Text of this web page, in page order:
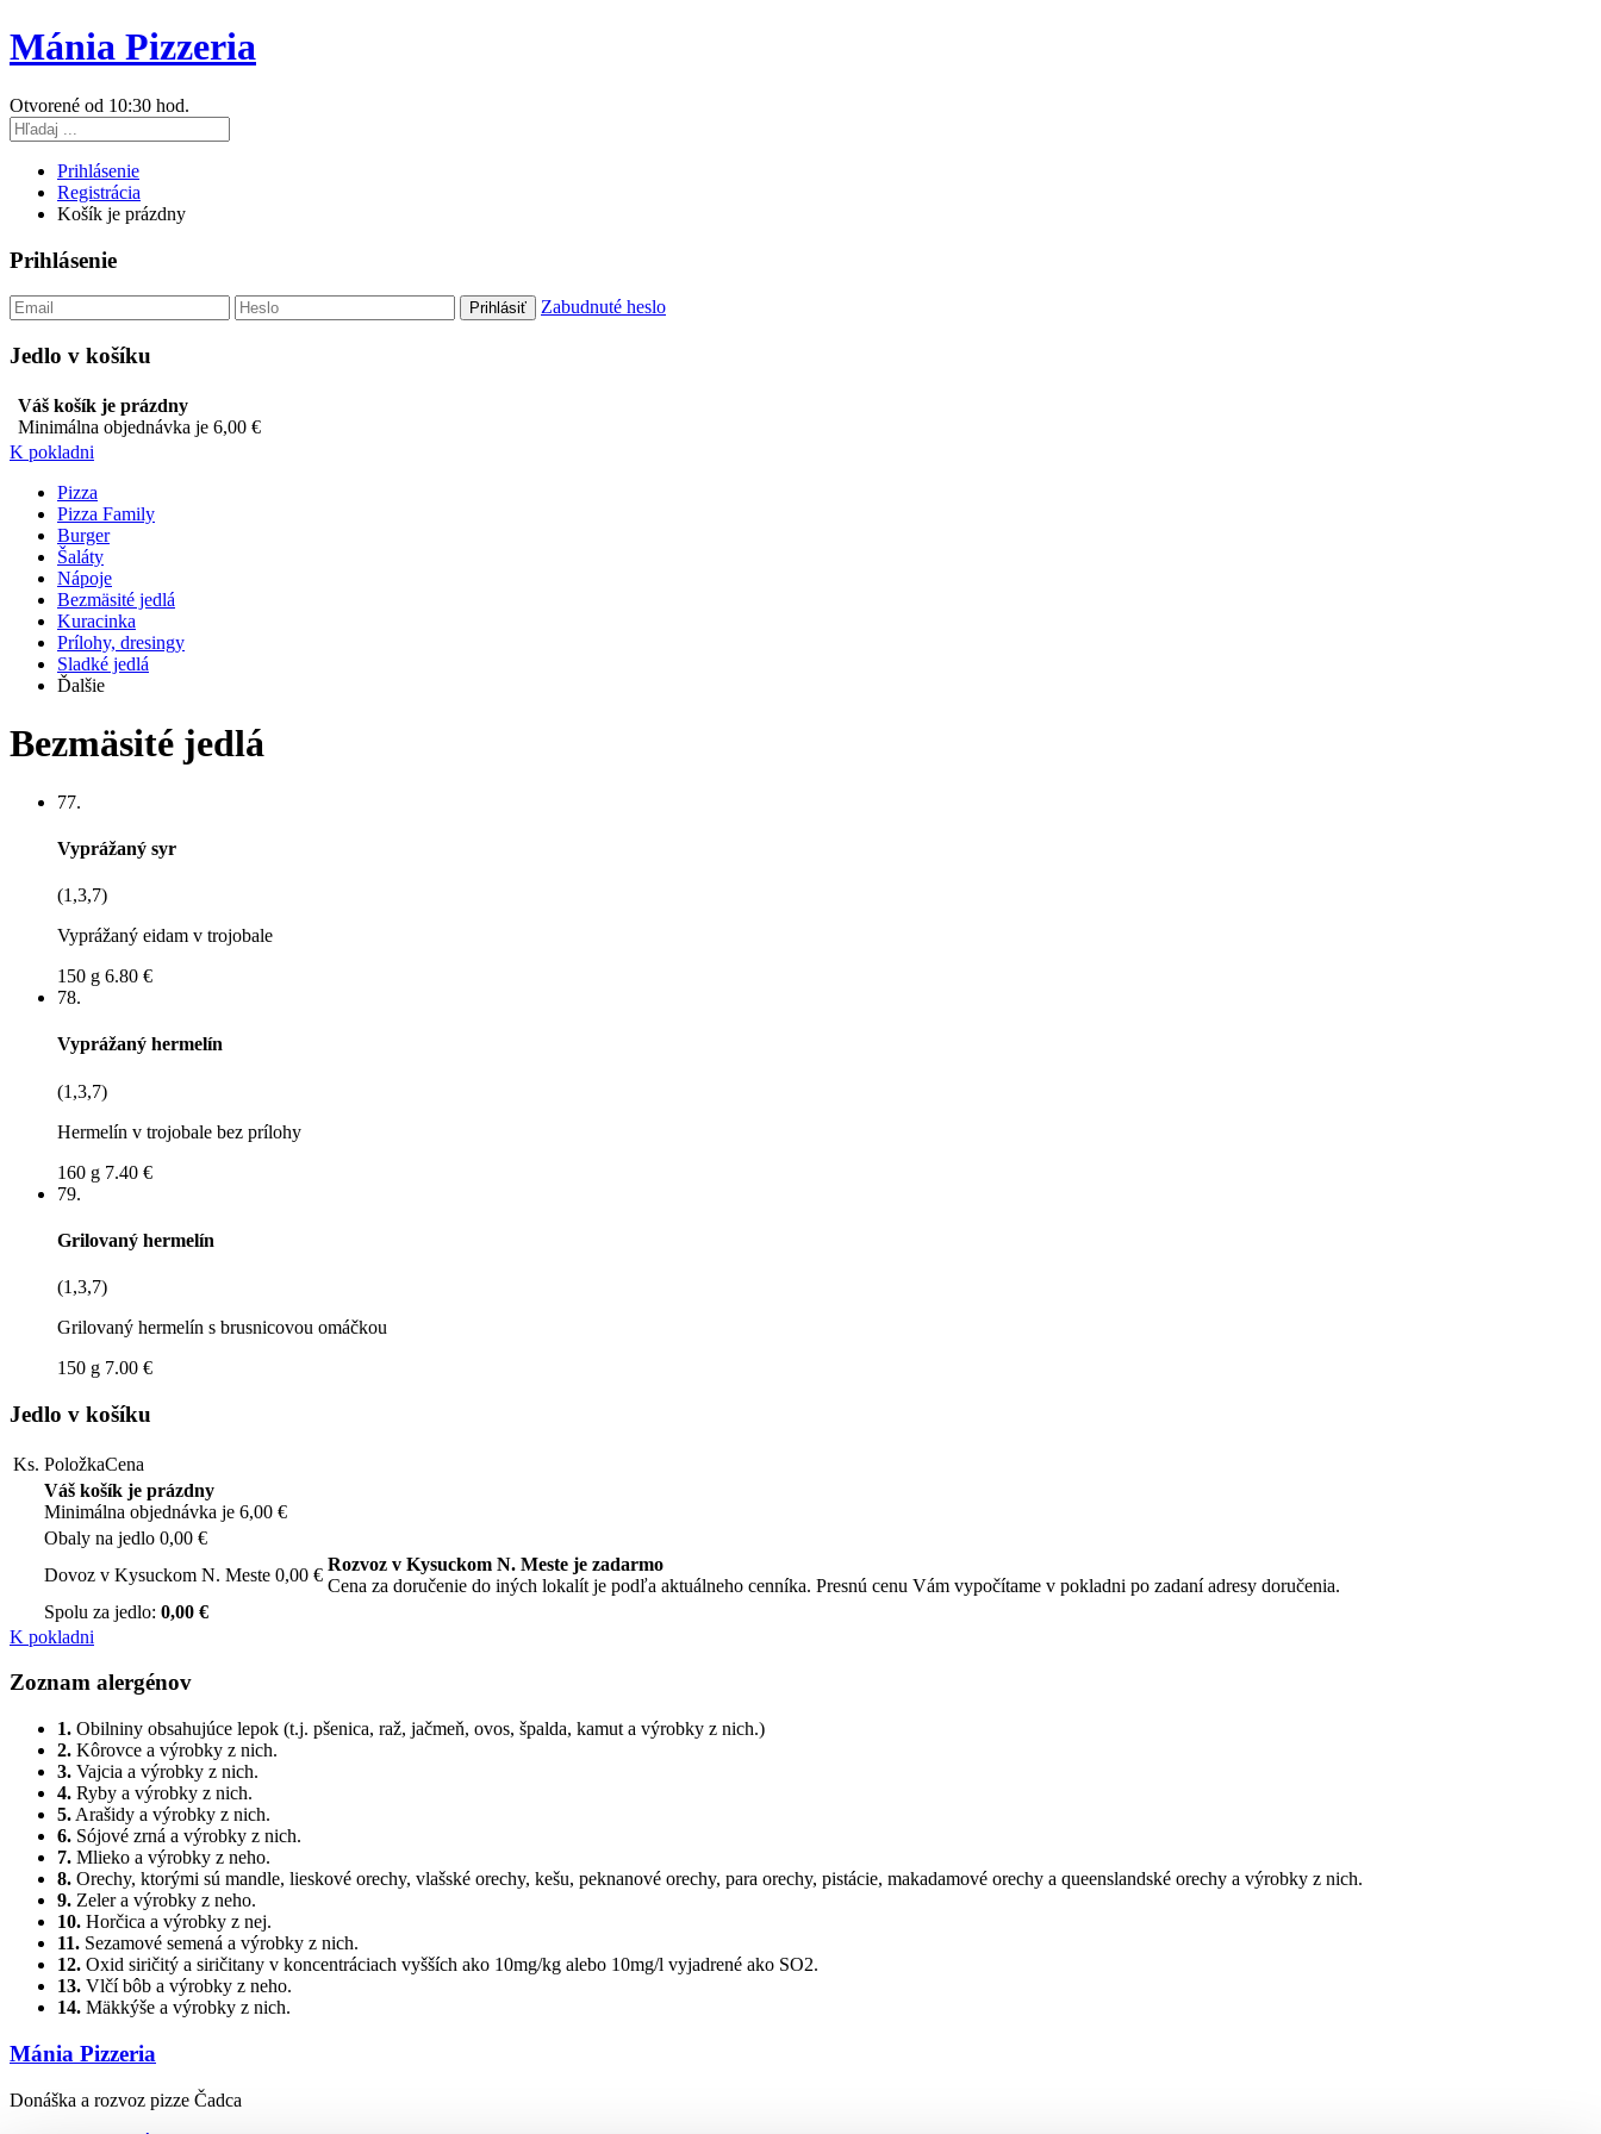
Mánia Pizzeria
Otvorené od 10:30 hod.
Prihlásenie
Registrácia
Košík je prázdny
Prihlásenie
Zabudnuté heslo
Jedlo v košíku
Váš košík je prázdny
Minimálna objednávka je 6,00 €
K pokladni
Pizza
Pizza Family
Burger
Šaláty
Nápoje
Bezmäsité jedlá
Kuracinka
Prílohy, dresingy
Sladké jedlá
Ďalšie
Bezmäsité jedlá
77.
Vyprážaný syr
(1,3,7)
Vyprážaný eidam v trojobale
150 g 6.80 €
78.
Vyprážaný hermelín
(1,3,7)
Hermelín v trojobale bez prílohy
160 g 7.40 €
79.
Grilovaný hermelín
(1,3,7)
Grilovaný hermelín s brusnicovou omáčkou
150 g 7.00 €
Jedlo v košíku
Ks. PoložkaCena
Váš košík je prázdny
Minimálna objednávka je 6,00 €
Obaly na jedlo 0,00 €
Dovoz v Kysuckom N. Meste 0,00 €
Rozvoz v Kysuckom N. Meste je zadarmo
Cena za doručenie do iných lokalít je podľa aktuálneho cenníka. Presnú cenu Vám vypočítame v pokladni po zadaní adresy doručenia.
Spolu za jedlo: 0,00 €
K pokladni
Zoznam alergénov
1. Obilniny obsahujúce lepok (t.j. pšenica, raž, jačmeň, ovos, špalda, kamut a výrobky z nich.)
2. Kôrovce a výrobky z nich.
3. Vajcia a výrobky z nich.
4. Ryby a výrobky z nich.
5. Arašidy a výrobky z nich.
6. Sójové zrná a výrobky z nich.
7. Mlieko a výrobky z neho.
8. Orechy, ktorými sú mandle, lieskové orechy, vlašské orechy, kešu, peknanové orechy, para orechy, pistácie, makadamové orechy a queenslandské orechy a výrobky z nich.
9. Zeler a výrobky z neho.
10. Horčica a výrobky z nej.
11. Sezamové semená a výrobky z nich.
12. Oxid siričitý a siričitany v koncentráciach vyšších ako 10mg/kg alebo 10mg/l vyjadrené ako SO2.
13. Vlčí bôb a výrobky z neho.
14. Mäkkýše a výrobky z nich.
Mánia Pizzeria
Donáška a rozvoz pizze Čadca